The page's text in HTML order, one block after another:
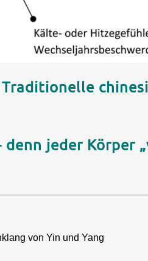
jeder Körper
von Yin und Yang